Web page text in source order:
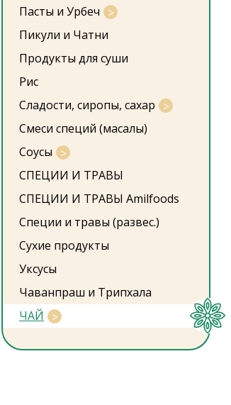
Пасты и Урбеч
Пикули и Чатни
Продукты для суши
Рис
Сладости, сиропы, сахар
Смеси специй (масалы)
Соусы
СПЕЦИИ И ТРАВЫ
СПЕЦИИ И ТРАВЫ Amilfoods
Специи и травы (развес.)
Сухие продукты
Уксусы
Чаванпраш и Трипхала
ЧАЙ